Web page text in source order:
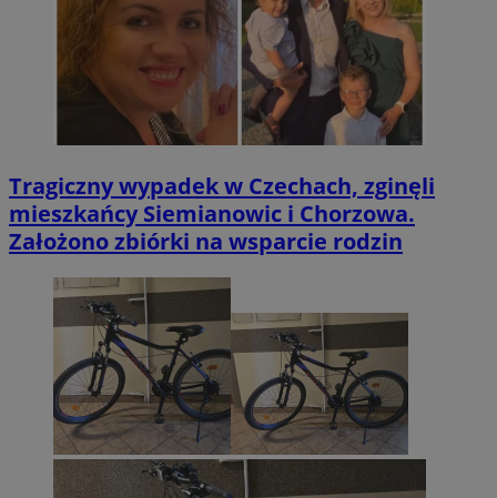
Tragiczny wypadek w Czechach, zginęli
mieszkańcy Siemianowic i Chorzowa.
Założono zbiórki na wsparcie rodzin